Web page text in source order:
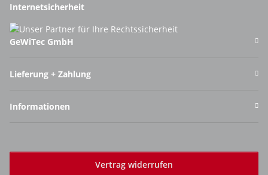
Internetsicherheit
GeWiTec GmbH
Lieferung + Zahlung
Informationen
Vertrag widerrufen